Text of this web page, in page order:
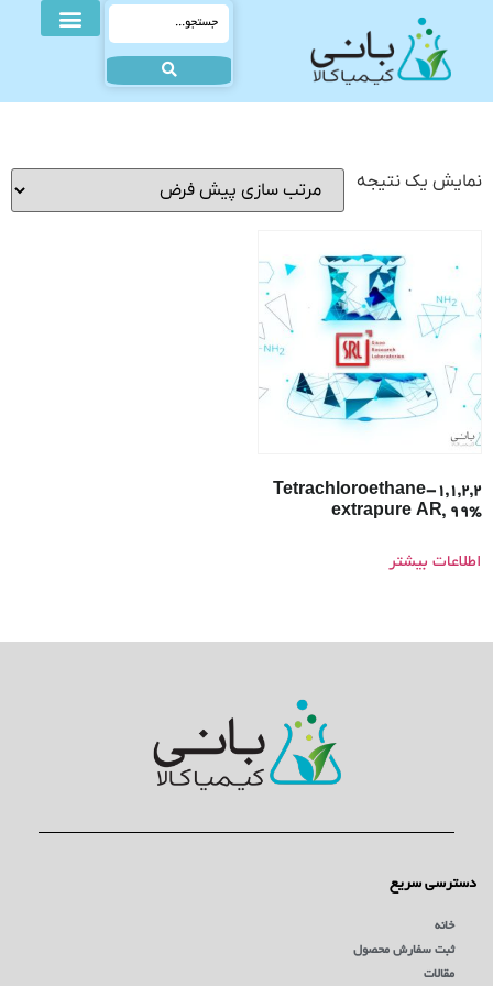
نمایش یک نتیجه
1,1,2,2-Tetrachloroethane
extrapure AR, 99%
اطلاعات بیشتر
دسترسی سریع
خانه
ثبت سفارش محصول
مقالات